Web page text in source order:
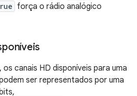
força o rádio analógico
canais HD disponíveis para uma
ser representados por uma